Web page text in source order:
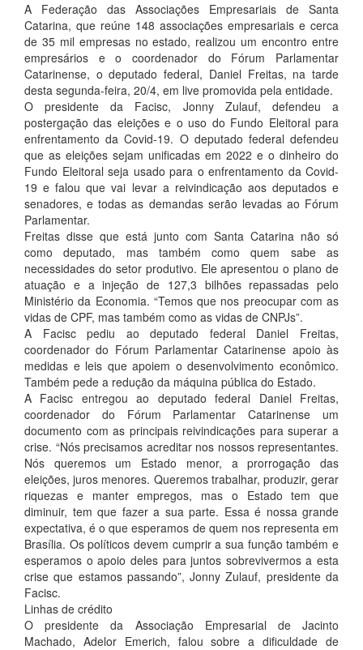
A Federação das Associações Empresariais de Santa
Catarina, que reúne 148 associações empresariais e cerca
de 35 mil empresas no estado, realizou um encontro entre
empresários e o coordenador do Fórum Parlamentar
Catarinense, o deputado federal, Daniel Freitas, na tarde
desta segunda-feira, 20/4, em live promovida pela entidade.
O presidente da Facisc, Jonny Zulauf, defendeu a
postergação das eleições e o uso do Fundo Eleitoral para
enfrentamento da Covid-19. O deputado federal defendeu
que as eleições sejam unificadas em 2022 e o dinheiro do
Fundo Eleitoral seja usado para o enfrentamento da Covid-
19 e falou que vai levar a reivindicação aos deputados e
senadores, e todas as demandas serão levadas ao Fórum
Parlamentar.
Freitas disse que está junto com Santa Catarina não só
como deputado, mas também como quem sabe as
necessidades do setor produtivo. Ele apresentou o plano de
atuação e a injeção de 127,3 bilhões repassadas pelo
Ministério da Economia. “Temos que nos preocupar com as
vidas de CPF, mas também como as vidas de CNPJs”.
A Facisc pediu ao deputado federal Daniel Freitas,
coordenador do Fórum Parlamentar Catarinense apoio às
medidas e leis que apoiem o desenvolvimento econômico.
Também pede a redução da máquina pública do Estado.
A Facisc entregou ao deputado federal Daniel Freitas,
coordenador do Fórum Parlamentar Catarinense um
documento com as principais reivindicações para superar a
crise. “Nós precisamos acreditar nos nossos representantes.
Nós queremos um Estado menor, a prorrogação das
eleições, juros menores. Queremos trabalhar, produzir, gerar
riquezas e manter empregos, mas o Estado tem que
diminuir, tem que fazer a sua parte. Essa é nossa grande
expectativa, é o que esperamos de quem nos representa em
Brasília. Os políticos devem cumprir a sua função também e
esperamos o apoio deles para juntos sobrevivermos a esta
crise que estamos passando”, Jonny Zulauf, presidente da
Facisc.
Linhas de crédito
O presidente da Associação Empresarial de Jacinto
Machado, Adelor Emerich, falou sobre a dificuldade de